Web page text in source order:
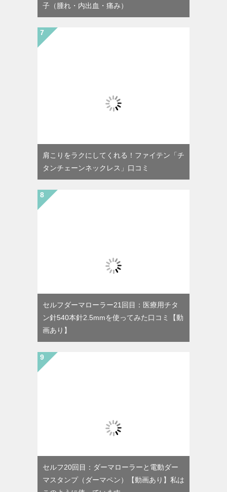
子（腫れ・内出血・痛み）
肩こりをラクにしてくれる！ファイテン「チ
タンチェーンネックレス」口コミ
セルフダーマローラー21回目：医療用チタ
ン針540本針2.5mmを使ってみた口コミ【動
画あり】
セルフ20回目：ダーマローラーと電動ダー
マスタンプ（ダーマペン）【動画あり】私は